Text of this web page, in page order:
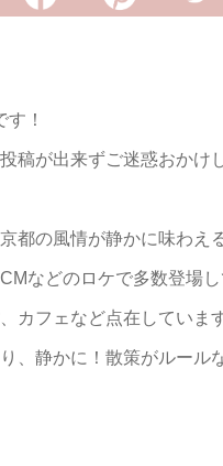
す！
稿が出来ずご迷惑おかけ
都の風情が静かに味わえ
CMなどのロケで多数登場
カフェなど点在しています
、静かに！散策がルール